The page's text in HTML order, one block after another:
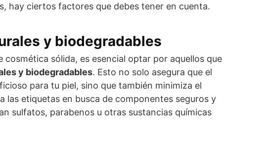
hay ciertos factores que debes tener en cuenta.
y biodegradables
cosmética sólida, es esencial optar por aquellos que
y biodegradables. Esto no solo asegura que el
para tu piel, sino que también minimiza el
las etiquetas en busca de componentes seguros y
sulfatos, parabenos u otras sustancias químicas